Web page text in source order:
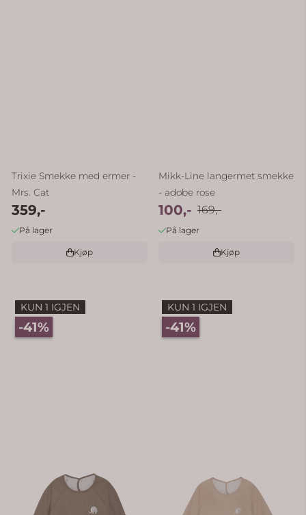
Trixie Smekke med ermer -
Mrs. Cat
359,-
På lager
Kjøp
Mikk-Line langermet smekke
- adobe rose
100,- 169,-
På lager
Kjøp
KUN 1 IGJEN
-41%
KUN 1 IGJEN
-41%